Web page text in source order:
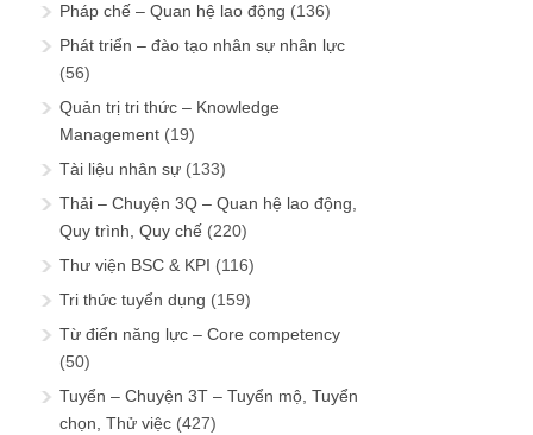
Pháp chế – Quan hệ lao động (136)
Phát triển – đào tạo nhân sự nhân lực
(56)
Quản trị tri thức – Knowledge
Management (19)
Tài liệu nhân sự (133)
Thải – Chuyện 3Q – Quan hệ lao động,
Quy trình, Quy chế (220)
Thư viện BSC & KPI (116)
Tri thức tuyển dụng (159)
Từ điển năng lực – Core competency
(50)
Tuyển – Chuyện 3T – Tuyển mộ, Tuyển
chọn, Thử việc (427)